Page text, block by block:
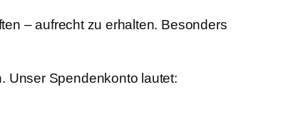
– aufrecht zu erhalten. Besonders
Unser Spendenkonto lautet: